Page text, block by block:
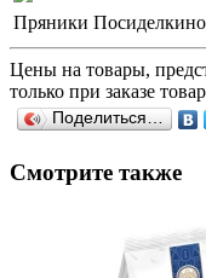
Пряники
Цены на товары,
только при заказе
Поделиться…
Смотрите также